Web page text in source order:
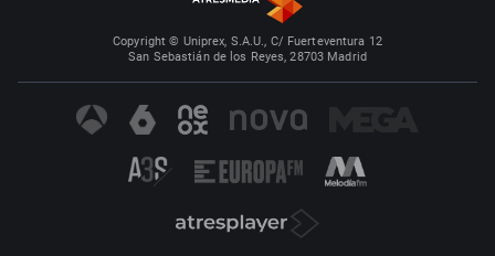
Copyright © Uniprex, S.A.U., C/ Fuerteventura 12
San Sebastián de los Reyes, 28703 Madrid